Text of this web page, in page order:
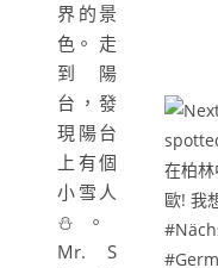
界的景
色。 走
到陽
台，發
現陽台
上有個
小雪人
⛄️。
Mr. S